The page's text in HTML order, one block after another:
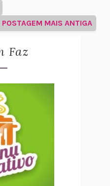
POSTAGEM MAIS ANTIGA
Faz